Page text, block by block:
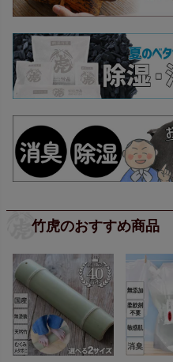
竹虎のおすすめ商品